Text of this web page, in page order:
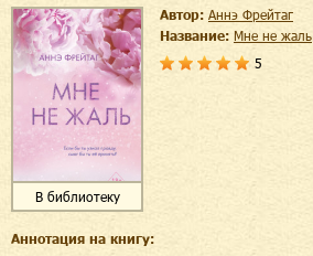
В библиотеку
Автор:
Аннэ Фрейтаг
Название:
Мне не жаль
5
Аннотация на книгу: